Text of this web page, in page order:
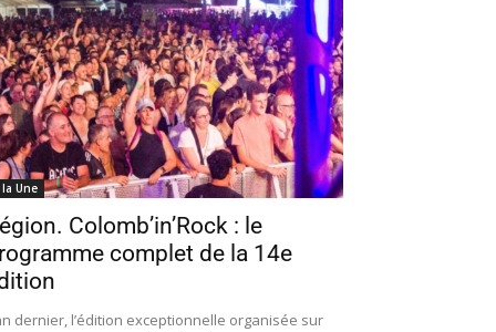
la Une
Colomb’in’Rock : le
complet de la 14e
dernier, l’édition exceptionnelle organisée sur